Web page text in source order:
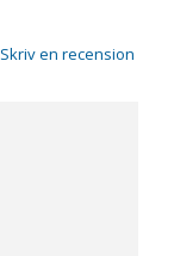
Skriv en recension